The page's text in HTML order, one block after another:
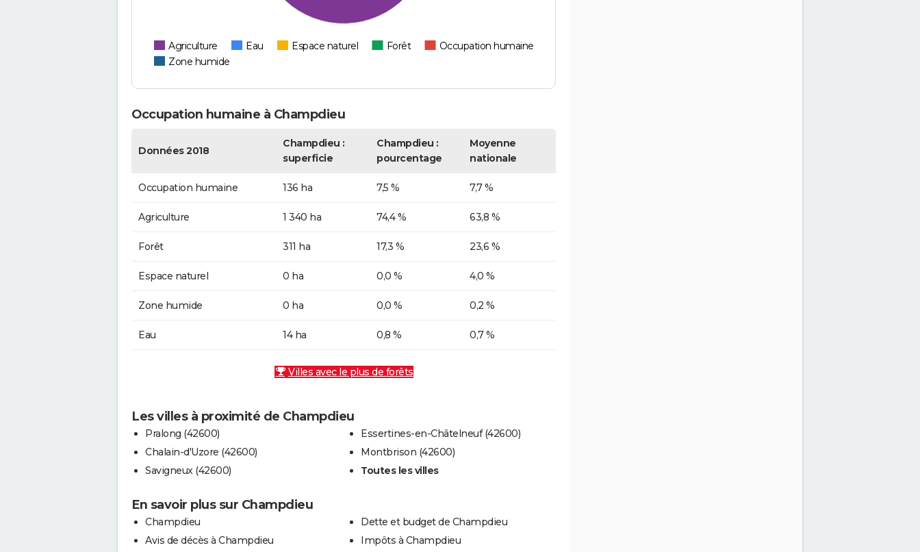
Agriculture Eau Espace naturel Forêt
Occupation humaine
Zone humide
Occupation humaine à Champdieu
Données 2018
Champdieu :
superficie
Champdieu :
pourcentage
Moyenne
nationale
Occupation humaine 136 ha 7,5 % 7,7 %
Agriculture 1 340 ha 74,4 % 63,8 %
Forêt 311 ha 17,3 % 23,6 %
Espace naturel 0 ha 0,0 % 4,0 %
Zone humide 0 ha 0,0 % 0,2 %
Eau 14 ha 0,8 % 0,7 %
Villes avec le plus de forêts
Les villes à proximité de Champdieu
Pralong (42600)
Chalain-d'Uzore (42600)
Savigneux (42600)
Essertines-en-Châtelneuf (42600)
Montbrison (42600)
Toutes les villes
En savoir plus sur Champdieu
Champdieu
Avis de décès à Champdieu
Dette et budget de Champdieu
Impôts à Champdieu